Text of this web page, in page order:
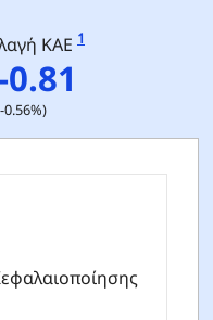
ΚΑΕ 1
0.56%)